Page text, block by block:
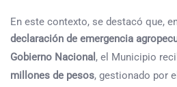
En este contexto, se destacó que,
declaración de emergencia
Gobierno Nacional , el Municipio
millones de pesos, gestionado por